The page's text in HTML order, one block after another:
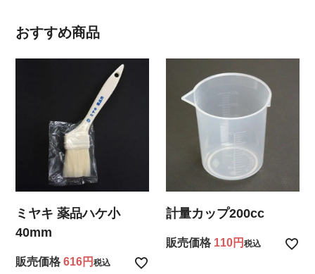
おすすめ商品
ミヤキ 薬品ハケ小
40mm
販売価格 616 税込
計量カップ200cc
販売価格 110 税込